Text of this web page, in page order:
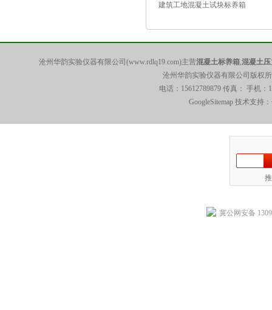
建筑工地混凝土试块标养箱
沧州华韵实验仪器有限公司(www.rdlq19.com)主营混凝土标养箱,混凝土
沧州华韵实验仪器有限公司版权
电话：15612789879 传真： 手机
GoogleSitemap 技术支持
冀公网安备